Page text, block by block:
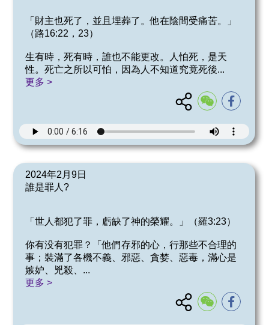
「財主也死了，並且埋葬了。他在陰間受痛苦。」
（路16:22，23）
生有時，死有時，誰也不能更改。人怕死，是天
性。死亡之所以可怕，因為人不知道究竟死後...
更多 >
2024年2月9日
誰是罪人?
「世人都犯了罪，虧缺了神的榮耀。」（羅3:23）
你有没有犯罪？「他們存邪的心，行那些不合理的
事；裝滿了各機不義、邪惡、貪婪、惡毒，滿心是
嫉妒、兇殺、 ...
更多 >